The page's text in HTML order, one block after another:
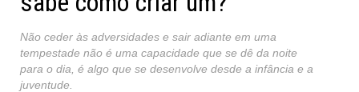
Não ceder às adversidades e sair adiante em uma
tempestade não é uma capacidade que se dê da noite
para o dia, é algo que se desenvolve desde a infância e a
juventude.